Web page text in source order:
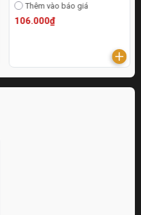
Thêm vào báo giá
106.000₫